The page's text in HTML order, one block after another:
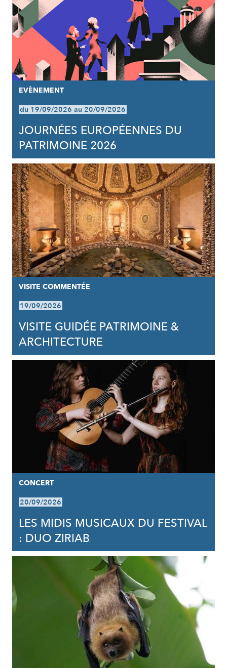
EVÈNEMENT
du 19/09/2026 au 20/09/2026
JOURNÉES EUROPÉENNES DU
PATRIMOINE 2026
VISITE COMMENTÉE
19/09/2026
VISITE GUIDÉE PATRIMOINE &
ARCHITECTURE
CONCERT
20/09/2026
LES MIDIS MUSICAUX DU FESTIVAL
: DUO ZIRIAB